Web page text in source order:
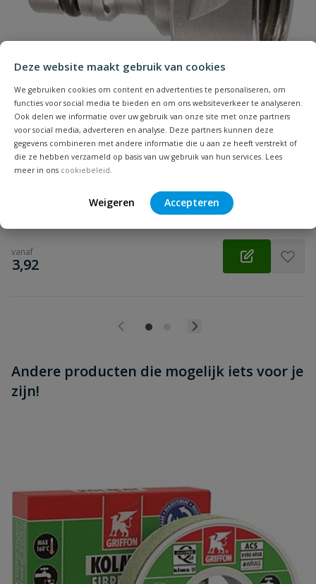
Deze website maakt gebruik van cookies
We gebruiken cookies om content en advertenties te personaliseren, om
functies voor social media te bieden en om ons websiteverkeer te analyseren.
Ook delen we informatie over uw gebruik van onze site met onze partners
voor social media, adverteren en analyse. Deze partners kunnen deze
gegevens combineren met andere informatie die u aan ze heeft verstrekt of
die ze hebben verzameld op basis van uw gebruik van hun services. Lees
meer in ons cookiebeleid
Weigeren Accepteren
Samenvatting
Beoordeling versturen
Geka Plus kraanstuk
Vernikkeld messing. Kraanstuk in ½" ¾" & 1" binnendraad voor
op buitenkraan.
vanaf
€
3,92
Andere producten die mogelijk iets voor je
zijn!